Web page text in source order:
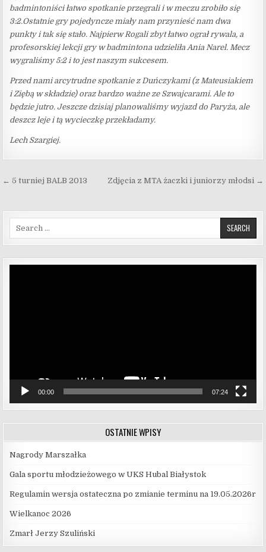
badmintoniści łatwo spotkanie przegrali i w meczu zrobiło się
3:2.Ostatnie gry pojedyncze miały nam przynieść nam dwa
punkty i tak się stało. Najpierw Rogali zbyt łatwo ograł rywala, a
profesorskiej lekcji gry w badmintona udzieliła Ania Narel. Mecz
wygraliśmy 5:2 i to jest naszym sukcesem.
Przed nami arcytrudne spotkanie z Duńczykami (z Mateusiakiem
i Ziębą w składzie) oraz bardzo ważne ze Szwajcarami. Ale to
będzie jutro. Jeszcze dzisiaj planowaliśmy wyjazd do Paryża, ale
deszcz leje i tą wycieczkę przekładamy.
Lech Szargiej.
Nawigacja wpisuZdjęcia z MTA żaczki i juniorzy młodsi →
← 5 turniej BALB 2013
Search for:
00:00 07:24
OSTATNIE WPISY
Nagrody Marszałka
Gala sportu młodzieżowego w UKS Hubal Białystok
Regulamin wersja ostateczna po zmianie terminu na 19.05.2026r
Wielkanoc 2026
Zmarł Jerzy Szuliński